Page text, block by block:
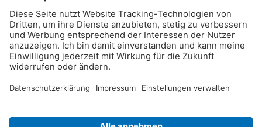
Schirmherrschaft 2026